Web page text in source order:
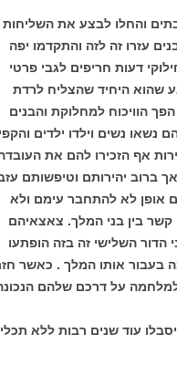
והחלו לבצע את השליחות
עזרו זה לזה והתקדמו יפה
דעות חריפים לגבי פרטי
שהוא היחיד שהצליח לרדת
הוויכוח למחלוקת והבנים
נשים וילדו ילדים
אף הזכירו להם את
ברוב יהירותם וטיפשותם
אופן לא להתחבר עימם ולא
בין בני המלך. צאצאיהם
הדור השלישי זה בזה הופתעו
בעבור אותו המלך . כאשר
למלחמה על דרכם שלהם
עוד שנים רבות ללא